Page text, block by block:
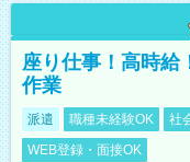
座り仕事！高時給
作業
派遣 職種未経験OK 社
WEB登録・面接OK